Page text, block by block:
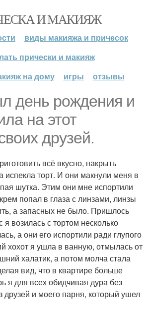
И МАКИЯЖ
виды макияжа и причесок
прически и макияж
на дому
игры отзывы
день рождения и
на этот
друзей.
всё вкусно, накрыть
испекла торт. И они макнули меня в
шутка. Этим они мне испортили
попал в глаза с линзами, линзы
а запасных не было. Пришлось
возилась с тортом несколько
а они его испортили ради глупого
хохот я ушла в ванную, отмылась от
халатик, а потом молча стала
вид, что в квартире больше
я для всех обидчивая дура без
друзей и моего парня, который ушел